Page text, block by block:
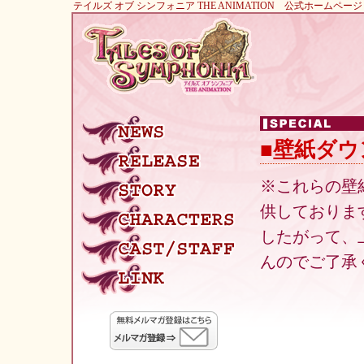
テイルズ オブ シンフォニア THE ANIMATION 公式ホームページ
■壁紙ダ
※これらの壁
供しておりま
したがって
んのでご了承